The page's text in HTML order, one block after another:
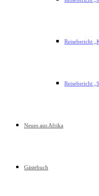
Reisebericht
Reisebericht
Neues aus Afrika
Gästebuch